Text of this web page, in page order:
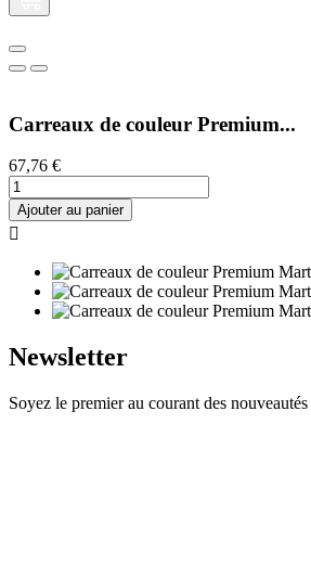
Carreaux de couleur Premium...
67,76 €
Ajouter au panier

Newsletter
Soyez le premier au courant des nouveautés